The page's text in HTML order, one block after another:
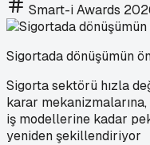
Smart-i Awards
Sigortada dönüşümün
Sigorta sektörü hızla
karar
iş modellerine kadar
yeniden şekillendiriyor